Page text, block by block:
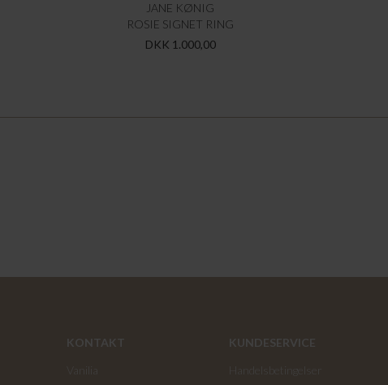
JANE KØNIG
ROSIE SIGNET RING
DKK 1.000,00
KONTAKT
KUNDESERVICE